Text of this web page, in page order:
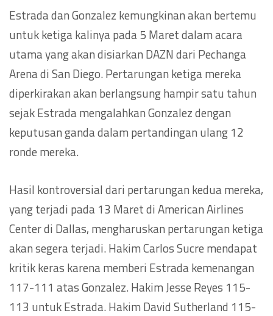
Estrada dan Gonzalez kemungkinan akan bertemu
untuk ketiga kalinya pada 5 Maret dalam acara
utama yang akan disiarkan DAZN dari Pechanga
Arena di San Diego. Pertarungan ketiga mereka
diperkirakan akan berlangsung hampir satu tahun
sejak Estrada mengalahkan Gonzalez dengan
keputusan ganda dalam pertandingan ulang 12
ronde mereka.
Hasil kontroversial dari pertarungan kedua mereka,
yang terjadi pada 13 Maret di American Airlines
Center di Dallas, mengharuskan pertarungan ketiga
akan segera terjadi. Hakim Carlos Sucre mendapat
kritik keras karena memberi Estrada kemenangan
117-111 atas Gonzalez. Hakim Jesse Reyes 115-
113 untuk Estrada. Hakim David Sutherland 115-